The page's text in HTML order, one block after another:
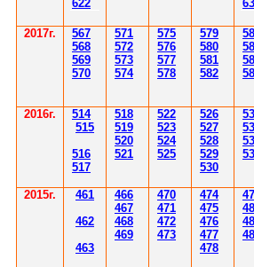
622
63
2017г.
567
568
569
570
571
572
573
574
575
576
577
578
579
580
581
582
2016г.
514
515
516
517
518
519
520
521
522
523
524
525
526
527
528
529
530
2015г. 461
462
463
466
467
468
469
470
471
472
473
474
475
476
477
478